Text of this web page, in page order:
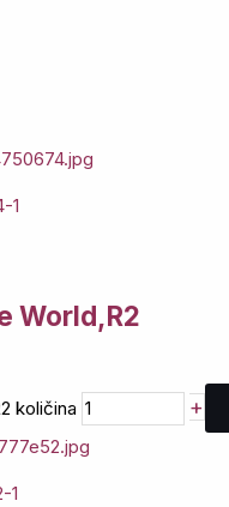
1
World,R2
količina +
1